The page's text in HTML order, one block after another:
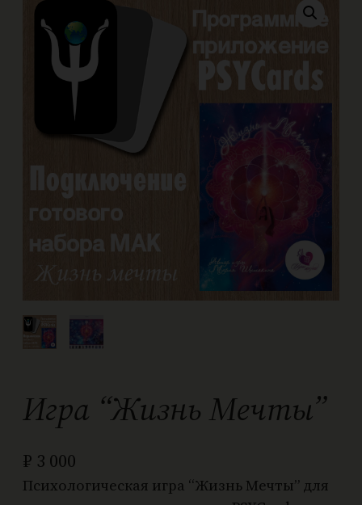
Игра “Жизнь Мечты”
₽ 3 000
Психологическая игра “Жизнь Мечты” для